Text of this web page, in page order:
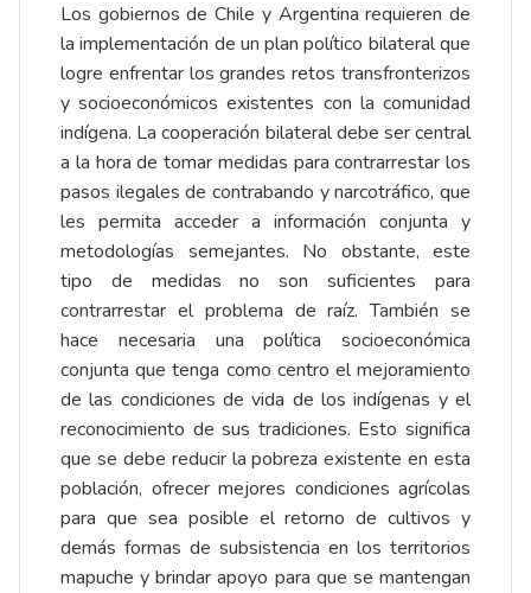
Los gobiernos de Chile y Argentina requieren de
la implementación de un plan político bilateral que
logre enfrentar los grandes retos transfronterizos
y socioeconómicos existentes con la comunidad
indígena. La cooperación bilateral debe ser central
a la hora de tomar medidas para contrarrestar los
pasos ilegales de contrabando y narcotráfico, que
les permita acceder a información conjunta y
metodologías semejantes. No obstante, este
tipo de medidas no son suficientes para
contrarrestar el problema de raíz. También se
hace necesaria una política socioeconómica
conjunta que tenga como centro el mejoramiento
de las condiciones de vida de los indígenas y el
reconocimiento de sus tradiciones. Esto significa
que se debe reducir la pobreza existente en esta
población, ofrecer mejores condiciones agrícolas
para que sea posible el retorno de cultivos y
demás formas de subsistencia en los territorios
mapuche y brindar apoyo para que se mantengan